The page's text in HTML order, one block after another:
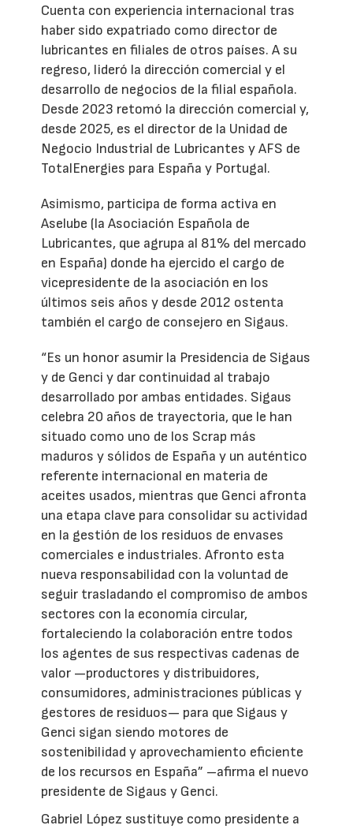
Cuenta con experiencia internacional tras
haber sido expatriado como director de
lubricantes en filiales de otros países. A su
regreso, lideró la dirección comercial y el
desarrollo de negocios de la filial española.
Desde 2023 retomó la dirección comercial y,
desde 2025, es el director de la Unidad de
Negocio Industrial de Lubricantes y AFS de
TotalEnergies para España y Portugal.
Asimismo, participa de forma activa en
Aselube (la Asociación Española de
Lubricantes, que agrupa al 81% del mercado
en España) donde ha ejercido el cargo de
vicepresidente de la asociación en los
últimos seis años y desde 2012 ostenta
también el cargo de consejero en Sigaus.
“Es un honor asumir la Presidencia de Sigaus
y de Genci y dar continuidad al trabajo
desarrollado por ambas entidades. Sigaus
celebra 20 años de trayectoria, que le han
situado como uno de los Scrap más
maduros y sólidos de España y un auténtico
referente internacional en materia de
aceites usados, mientras que Genci afronta
una etapa clave para consolidar su actividad
en la gestión de los residuos de envases
comerciales e industriales. Afronto esta
nueva responsabilidad con la voluntad de
seguir trasladando el compromiso de ambos
sectores con la economía circular,
fortaleciendo la colaboración entre todos
los agentes de sus respectivas cadenas de
valor —productores y distribuidores,
consumidores, administraciones públicas y
gestores de residuos— para que Sigaus y
Genci sigan siendo motores de
sostenibilidad y aprovechamiento eficiente
de los recursos en España” –afirma el nuevo
presidente de Sigaus y Genci.
Gabriel López sustituye como presidente a